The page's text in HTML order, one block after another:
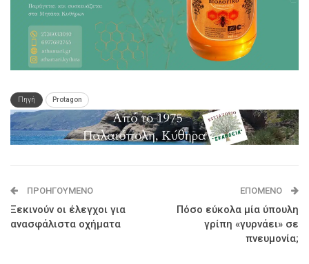
Πηγή Protagon
ΠΡΟΗΓΟΎΜΕΝΟ
Ξεκινούν οι έλεγχοι για
ανασφάλιστα οχήματα
ΕΠΌΜΕΝΟ
Πόσο εύκολα μία ύπουλη
γρίπη «γυρνάει» σε
πνευμονία;